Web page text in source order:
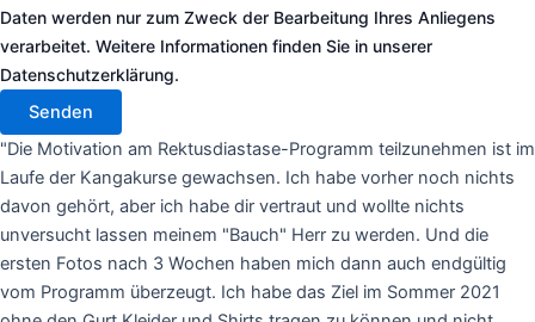
Daten werden nur zum Zweck der Bearbeitung Ihres Anliegens
verarbeitet. Weitere Informationen finden Sie in unserer
Datenschutzerklärung.
Senden
"Die Motivation am Rektusdiastase-Programm teilzunehmen ist im
Laufe der Kangakurse gewachsen. Ich habe vorher noch nichts
davon gehört, aber ich habe dir vertraut und wollte nichts
unversucht lassen meinem "Bauch" Herr zu werden. Und die
ersten Fotos nach 3 Wochen haben mich dann auch endgültig
vom Programm überzeugt. Ich habe das Ziel im Sommer 2021